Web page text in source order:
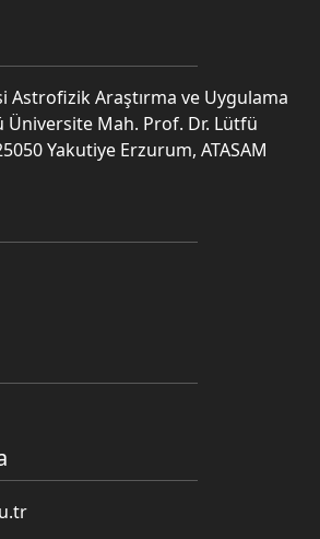
Astrofizik Araştırma ve Uygulama
Mah. Prof. Dr. Lütfü
Yakutiye Erzurum, ATASAM